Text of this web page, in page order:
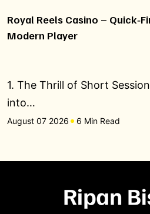
Royal Reels Casino –
Modern Player
1. The Thrill of Short
into…
August 07 2026 6 Min Read